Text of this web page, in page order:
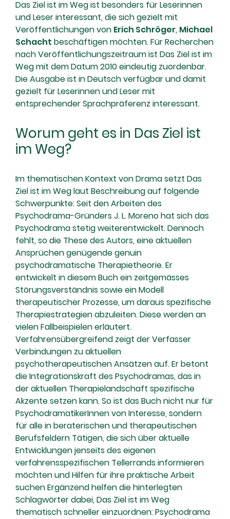
Das Ziel ist im Weg ist besonders für Leserinnen
und Leser interessant, die sich gezielt mit
Veröffentlichungen von Erich Schröger, Michael
Schacht beschäftigen möchten. Für Recherchen
nach Veröffentlichungszeitraum ist Das Ziel ist im
Weg mit dem Datum 2010 eindeutig zuordenbar.
Die Ausgabe ist in Deutsch verfügbar und damit
gezielt für Leserinnen und Leser mit
entsprechender Sprachpräferenz interessant.
Worum geht es in Das Ziel ist
im Weg?
Im thematischen Kontext von Drama setzt Das
Ziel ist im Weg laut Beschreibung auf folgende
Schwerpunkte: Seit den Arbeiten des
Psychodrama-Gründers J. L. Moreno hat sich das
Psychodrama stetig weiterentwickelt. Dennoch
fehlt, so die These des Autors, eine aktuellen
Ansprüchen genügende genuin
psychodramatische Therapietheorie. Er
entwickelt in diesem Buch ein zeitgemässes
Störungsverständnis sowie ein Modell
therapeutischer Prozesse, um daraus spezifische
Therapiestrategien abzuleiten. Diese werden an
vielen Fallbeispielen erläutert.
Verfahrensübergreifend zeigt der Verfasser
Verbindungen zu aktuellen
psychotherapeutischen Ansätzen auf. Er betont
die Integrationskraft des Psychodramas, das in
der aktuellen Therapielandschaft spezifische
Akzente setzen kann. So ist das Buch nicht nur für
PsychodramatikerInnen von Interesse, sondern
für alle in beraterischen und therapeutischen
Berufsfeldern Tätigen, die sich über aktuelle
Entwicklungen jenseits des eigenen
verfahrensspezifischen Tellerrands informieren
möchten und Hilfen für ihre praktische Arbeit
suchen Ergänzend helfen die hinterlegten
Schlagwörter dabei, Das Ziel ist im Weg
thematisch schneller einzuordnen: Psychodrama